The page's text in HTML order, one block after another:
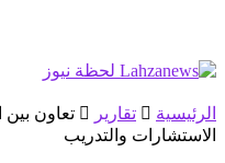
الرئيسية تقارير
الاستشارات والتدريب